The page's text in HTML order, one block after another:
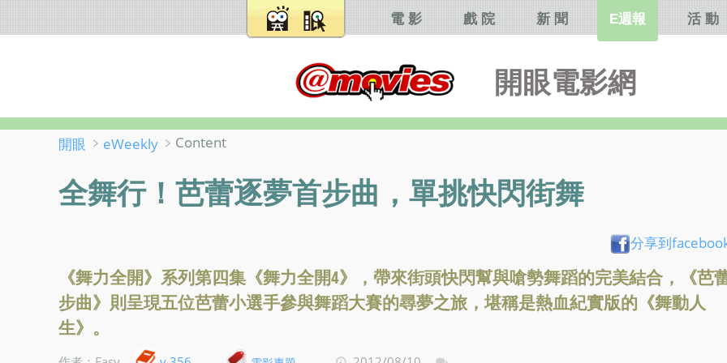
開眼電影網
電 影 戲 院 新 聞 E週報 活 動
開眼 ﹥ eWeekly ﹥Content
全舞行！芭蕾逐夢首步曲，單挑快閃街舞
分享到
《舞力全開》系列第四集《舞力全開4》，帶來街頭快閃幫與嗆勢舞蹈的完美結合，《芭
步曲》則呈現五位芭蕾小選手參與舞蹈大賽的尋夢之旅，堪稱是熱血紀實版的《舞動人
生》。